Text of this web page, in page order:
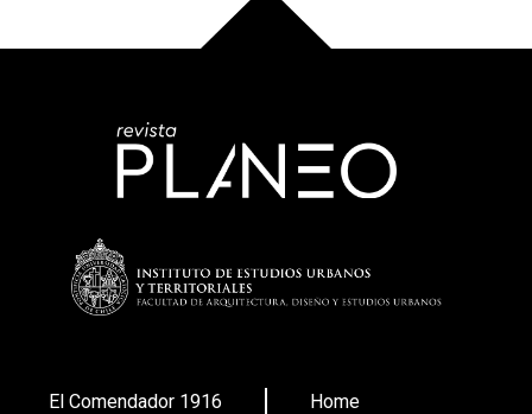
El Comendador 1916
Home